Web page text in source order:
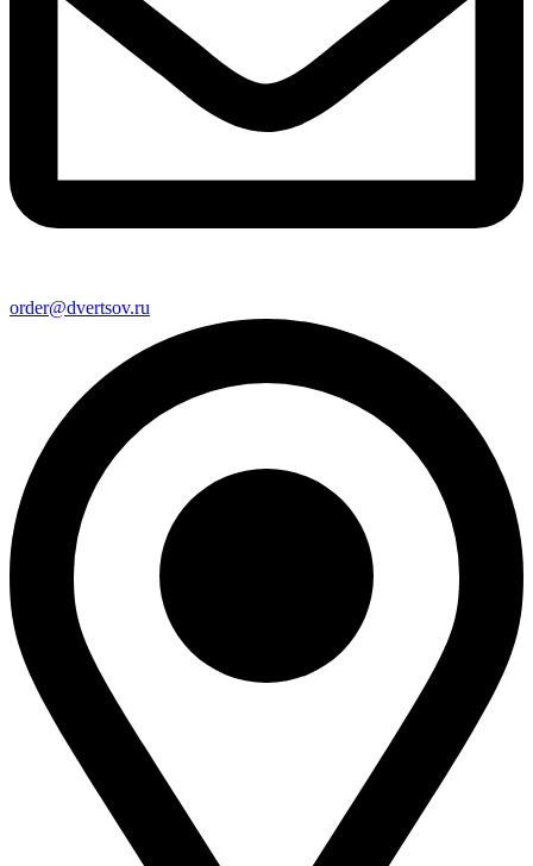
order@dvertsov.ru